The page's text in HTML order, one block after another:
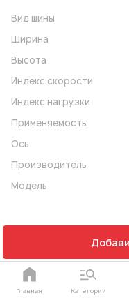
Вид шины
Ширина
Высота
Индекс скорости
Индекс нагрузки
Применяемость
Ось
Производитель
Модель
Главная Категории